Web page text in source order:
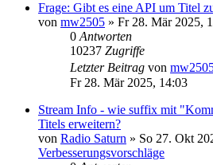
Frage: Gibt es eine API um Titel
von mw2505 » Fr 28. Mär 2025,
0 Antworten
10237 Zugriffe
Letzter Beitrag von
Fr 28. Mär 2025, 14:03
Stream Info - wie suffix mit
Titels erweitern?
von Radio Saturn » So 27. Okt
Verbesserungsvorschläge